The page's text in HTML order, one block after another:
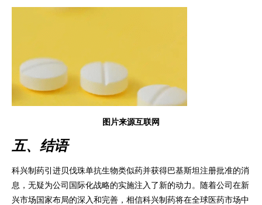
图片来源互联网
五、结语
科兴制药引进贝伐珠单抗生物类似药并获得巴基斯坦注册批准的消
息，无疑为公司国际化战略的实施注入了新的动力。随着公司在新
兴市场国家布局的深入和完善，相信科兴制药将在全球医药市场中